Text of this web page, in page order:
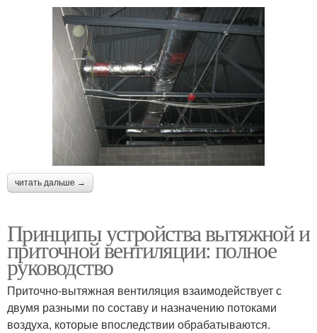
читать дальше →
Принципы устройства вытяжной и
приточной вентиляции: полное
руководство
Приточно-вытяжная вентиляция взаимодействует с
двумя разными по составу и назначению потоками
воздуха, которые впоследствии обрабатываются.